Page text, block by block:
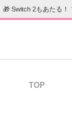
🎁 Switch 2もあたる！
TOP